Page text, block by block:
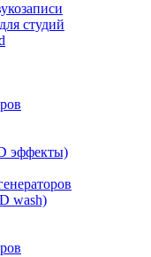
студий
эффекты)
wash)